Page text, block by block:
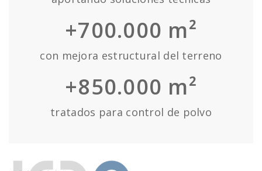
+700.000 m²
con mejora estructural del terreno
+850.000 m²
tratados para control de polvo